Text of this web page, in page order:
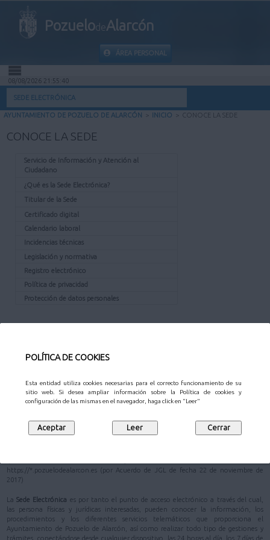
POLÍTICA DE COOKIES
Esta entidad utiliza cookies necesarias para el correcto funcionamiento de su
sitio web. Si desea ampliar información sobre la Política de cookies y
configuración de las mismas en el navegador, haga click en "Leer"
PozuelodeAlarcón
ÁREA PERSONAL
INICIO
INFORMACIÓN MUNICIPAL
08/08/2026 21:55:40
SEDE ELECTRÓNICA
AYUNTAMIENTO DE POZUELO DE ALARCÓN > INICIO > CONOCE LA SEDE
CONOCE LA SEDE
Servicio de Información y Atención al
Ciudadano
¿Qué es la Sede Electrónica?
Titular de la Sede
Certificado digital
Calendario laboral
Incidencias técnicas
Legislación y normativa
Registro electrónico
Política de privacidad
Protección de datos personales
Sede Electrónica del Ayuntamiento de Pozuelo de Alarcón está definida en su
prioriza la actuación administrativa automatizada (artículo 41) y se apuesta
eficacia y eficiencia en el uso racional y adecuado de los recursos públicos; y como
garantista de una mayor seguridad jurídica de los administrados (artículo 3)
https://*.pozuelodealarcon.es (por Acuerdo de JGL de fecha 22 de noviembre de
2017)
LaSede Electrónica es por tanto el punto de acceso electrónico a través del cual,
las persona físicas y jurídicas interesadas, pueden conocer la información, los
procedimientos y los diferentes servicios telemáticos que proporciona el
Ayuntamiento de Pozuelo de Alarcón, así como realizar todo tipo de gestiones y
trámites, conectándose desde cualquier dispositivo, las 24 horas al día, los 7 días de